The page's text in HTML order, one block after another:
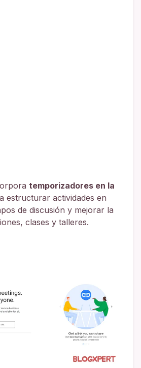
temporizadores en la
estructurar actividades en
de discusión y mejorar la
clases y talleres.